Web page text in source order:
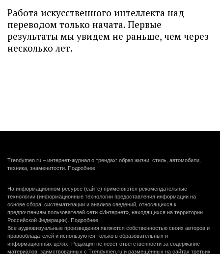
Работа искусственного интеллекта над
переводом только начата. Первые
результаты мы увидем не раньше, чем через
несколько лет.
Trendymen.ru – интернет-журнал о трендах: образ жизни, стиль, автомобили,
техника, знаменитости. Подробнее
На информационном ресурсе (сайте) применяются рекомендательные
технологии (информационные технологии предоставления информации на
основе сбора, систематизации и анализа сведений, относящихся к
предпочтениям пользователей сети «Интернет», находящихся на территории
Российской Федерации). Подробнее
Все аудиовизуальные произведения являются собственностью своих авторов и
правообладателей и используются только в образовательных и
информационных целях. Редакция не несёт ответственности за содержание
материалов, заимствованных с Trendymen.ru и размещённых на сайтах третьих